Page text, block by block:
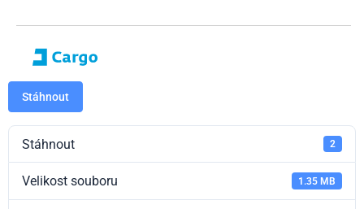
Stáhnout
Stáhnout 2
Velikost souboru 1.35 MB